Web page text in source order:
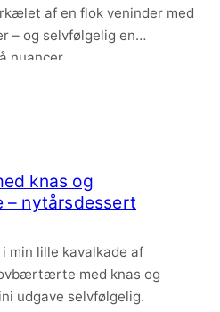
af en flok veninder med
– og selvfølgelig en
nuancer.
knas og
– nytårsdessert
min lille kavalkade af
med knas og
udgave selvfølgelig.